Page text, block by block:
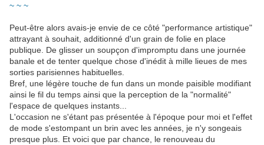
~ ~ ~
Peut-être alors avais-je envie de ce côté "performance artistique"
attrayant à souhait, additionné d'un grain de folie en place
publique. De glisser un soupçon d'impromptu dans une journée
banale et de tenter quelque chose d'inédit à mille lieues de mes
sorties parisiennes habituelles.
Bref, une légère touche de fun dans un monde paisible modifiant
ainsi le fil du temps ainsi que la perception de la "normalité"
l'espace de quelques instants...
L'occasion ne s'étant pas présentée à l'époque pour moi et l'effet
de mode s'estompant un brin avec les années, je n'y songeais
presque plus. Et voici que par chance, le renouveau du